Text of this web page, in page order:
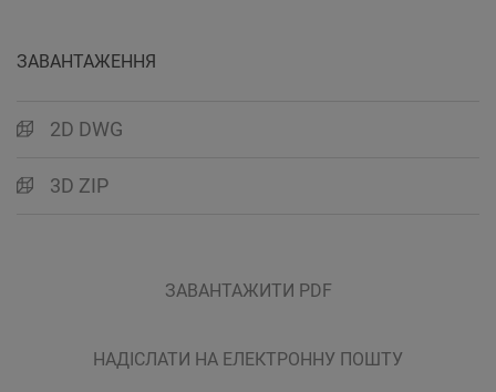
ЗАВАНТАЖЕННЯ
2D DWG
3D ZIP
ЗАВАНТАЖИТИ PDF
НАДІСЛАТИ НА ЕЛЕКТРОННУ ПОШТУ